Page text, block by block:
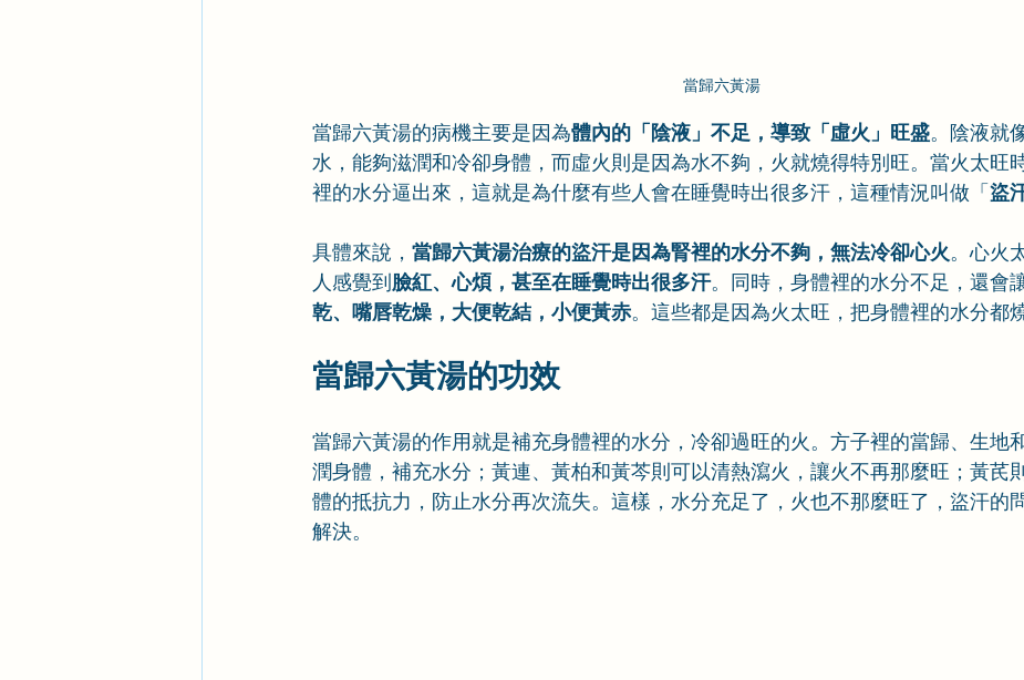
當歸六黃湯
當歸六黃湯的病機主要是因為體內的「陰液」不足，導致「虛火」旺盛。陰液就
水，能夠滋潤和冷卻身體，而虛火則是因為水不夠，火就燒得特別旺。當火太旺
裡的水分逼出來，這就是為什麼有些人會在睡覺時出很多汗，這種情況叫做「盜
具體來說， 當歸六黃湯治療的盜汗是因為腎裡的水分不夠，無法冷卻心火。心火
人感覺到臉紅、心煩，甚至在睡覺時出很多汗。同時，身體裡的水分不足，還會
乾、嘴唇乾燥，大便乾結，小便黃赤。這些都是因為火太旺，把身體裡的水分都燒
當歸六黃湯的功效
當歸六黃湯的作用就是補充身體裡的水分，冷卻過旺的火。方子裡的當歸、生地
潤身體，補充水分；黃連、黃柏和黃芩則可以清熱瀉火，讓火不再那麼旺；黃芪
體的抵抗力，防止水分再次流失。這樣，水分充足了，火也不那麼旺了，盜汗的
解決。